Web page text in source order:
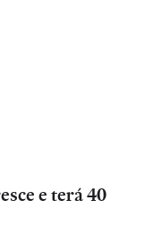
e terá 40